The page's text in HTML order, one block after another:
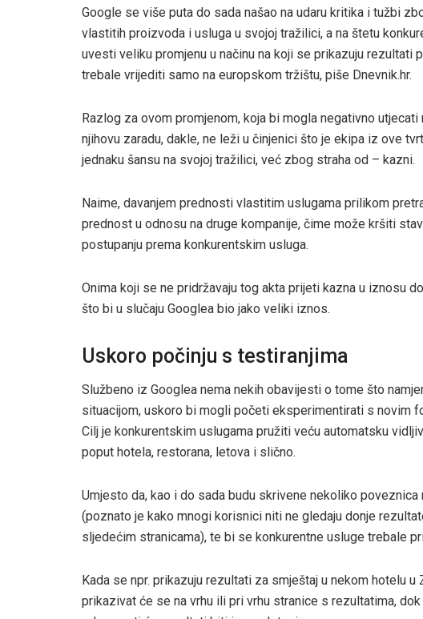
Google se više puta do sada našao na udaru kritika i tužbi
vlastitih proizvoda i usluga u svojoj tražilici, a na štetu
uvesti veliku promjenu u načinu na koji se prikazuju rezultati
trebale vrijediti samo na europskom tržištu, piše Dnevnik.hr.
Razlog za ovom promjenom, koja bi mogla negativno
njihovu zaradu, dakle, ne leži u činjenici što je ekipa iz ove
jednaku šansu na svojoj tražilici, već zbog straha od – kazni.
Naime, davanjem prednosti vlastitim uslugama prilikom
prednost u odnosu na druge kompanije, čime može kršiti
postupanju prema konkurentskim usluga.
Onima koji se ne pridržavaju tog akta prijeti kazna u iznosu
što bi u slučaju Googlea bio jako veliki iznos.
Uskoro počinju s testiranjima
Službeno iz Googlea nema nekih obavijesti o tome što
situacijom, uskoro bi mogli početi eksperimentirati s novim
Cilj je konkurentskim uslugama pružiti veću automatsku
poput hotela, restorana, letova i slično.
Umjesto da, kao i do sada budu skrivene nekoliko
(poznato je kako mnogi korisnici niti ne gledaju donje
sljedećim stranicama), te bi se konkurentne usluge trebale
Kada se npr. prikazuju rezultati za smještaj u nekom hotelu
prikazivat će se na vrhu ili pri vrhu stranice s rezultatima,